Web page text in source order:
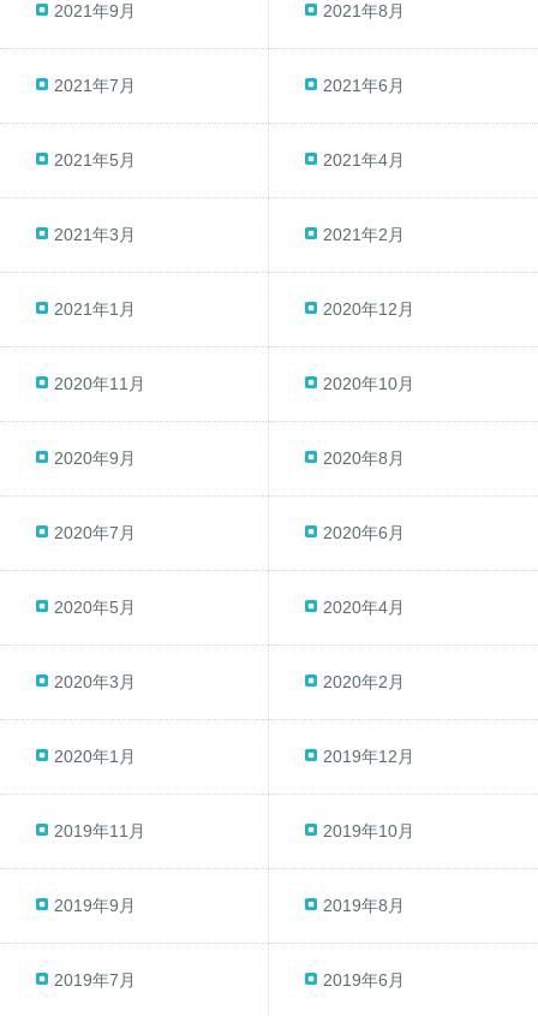
2021年9月 2021年8月
2021年7月 2021年6月
2021年5月 2021年4月
2021年3月 2021年2月
2021年1月 2020年12月
2020年11月 2020年10月
2020年9月 2020年8月
2020年7月 2020年6月
2020年5月 2020年4月
2020年3月 2020年2月
2020年1月 2019年12月
2019年11月 2019年10月
2019年9月 2019年8月
2019年7月 2019年6月